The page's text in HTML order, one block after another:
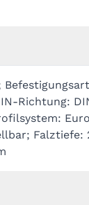
Richtung:
Falztiefe: